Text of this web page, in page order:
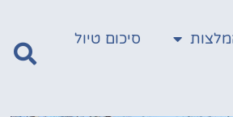
סיכום טיול